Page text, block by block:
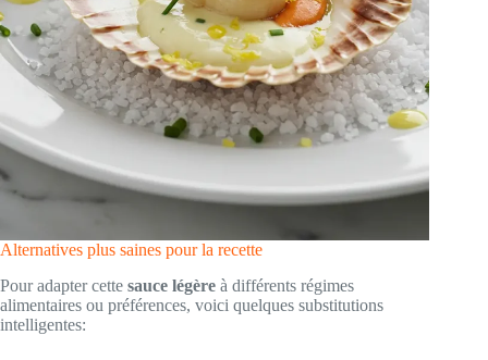
Alternatives plus saines pour la recette
Pour adapter cette sauce légère à différents régimes
alimentaires ou préférences, voici quelques substitutions
intelligentes: